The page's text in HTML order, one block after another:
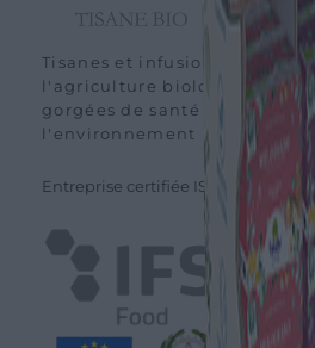
Tisanes et infusions de
l'agriculture biologique pour
gorgées de santé
l'environnement
Entreprise certifiée ISO 45001 -